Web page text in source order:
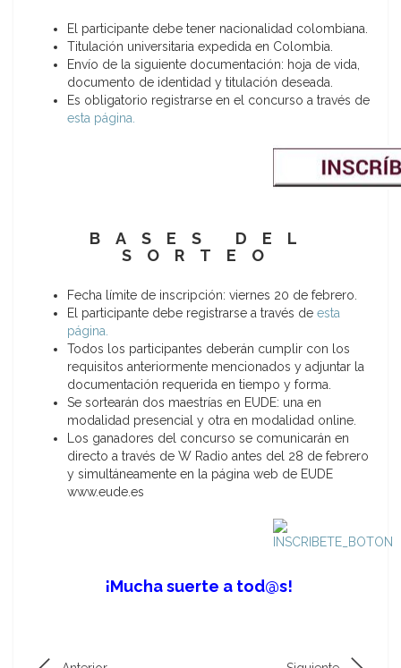
El participante debe tener nacionalidad colombiana.
Titulación universitaria expedida en Colombia.
Envío de la siguiente documentación: hoja de vida,
documento de identidad y titulación deseada.
Es obligatorio registrarse en el concurso a través de
esta página.
BASES DEL
SORTEO
Fecha límite de inscripción: viernes 20 de febrero.
El participante debe registrarse a través de esta
página.
Todos los participantes deberán cumplir con los
requisitos anteriormente mencionados y adjuntar la
documentación requerida en tiempo y forma.
Se sortearán dos maestrías en EUDE: una en
modalidad presencial y otra en modalidad online.
Los ganadores del concurso se comunicarán en
directo a través de W Radio antes del 28 de febrero
y simultáneamente en la página web de EUDE
www.eude.es
¡Mucha suerte a tod@s!